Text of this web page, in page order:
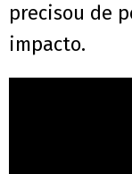
precisou de
impacto.